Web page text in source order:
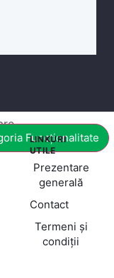
Funcționalitate
LINKURI
UTILE
Prezentare
generală
Contact
Termeni și
condiții